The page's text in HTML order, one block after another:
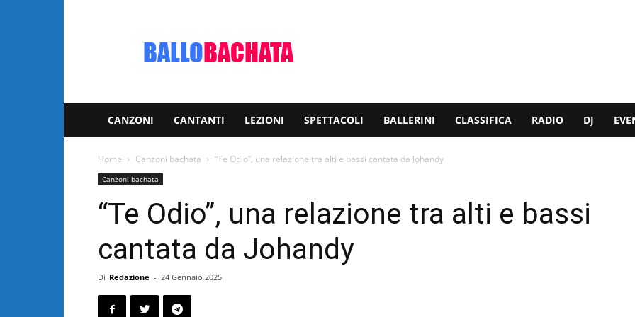
video
CANZONI CANTANTI LEZIONI SPETTACOLI BALLERINI CLASSIFICA RADIO DJ
Home Canzoni bachata “Te Odio”, una relazione tra alti e bassi cantata da Johandy
Canzoni bachata
“Te Odio”, una relazione tra alti e bassi
cantata da Johandy
Di Redazione - 24 Gennaio 2025